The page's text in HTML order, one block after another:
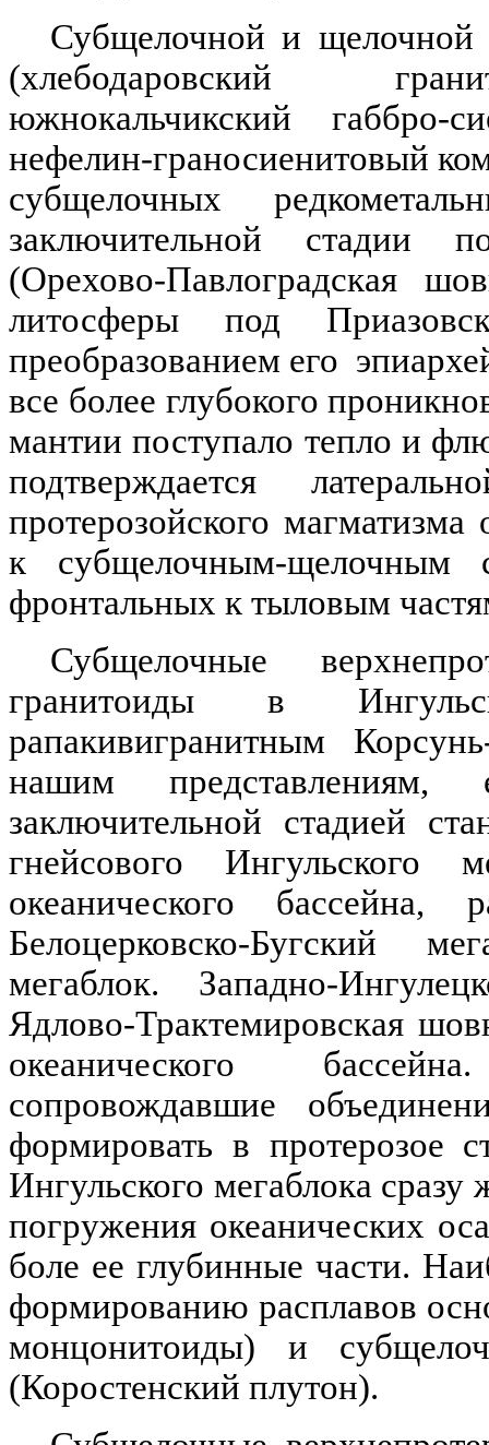
Субщелочной и
(хлебодаровский
южнокальчикский габбро-
нефелин-граносиенитовый
субщелочных
заключительной стадии
(Орехово-Павлоградская
литосферы под
преобразованием его
все более глубокого
мантии поступало тепло и
подтверждается
протерозойского магматизма
к субщелочным-щелочным
фронтальных к тыловым
Субщелочные
гранитоиды в
рапакивигранитным
нашим
заключительной стадией
гнейсового
Ингульского
океанического бассейна,
Белоцерковско-Бугский
мегаблок. Западно-
Ядлово-Трактемировская
океанического
сопровождавшие
формировать в протерозое
Ингульского мегаблока сразу
погружения океанических
боле ее глубинные части.
формированию расплавов
монцонитоиды) и
(Коростенский плутон).